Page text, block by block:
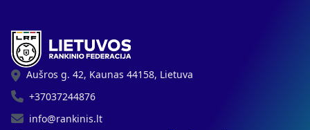
Aušros g. 42, Kaunas 44158, Lietuva
+37037244876
info@rankinis.lt